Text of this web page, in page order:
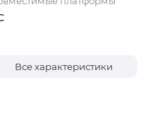
Все характеристики